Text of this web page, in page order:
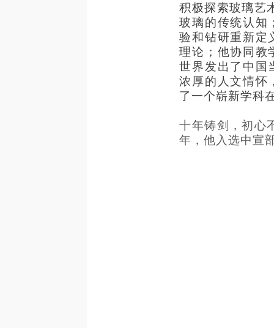
积极探索玻璃艺
玻璃的传统认知
验和钻研重新定
理论；他协同教
世界发出了中国
浓厚的人文情怀
了一个崭新学科
十年铸剑，初心
年，他入选中宣